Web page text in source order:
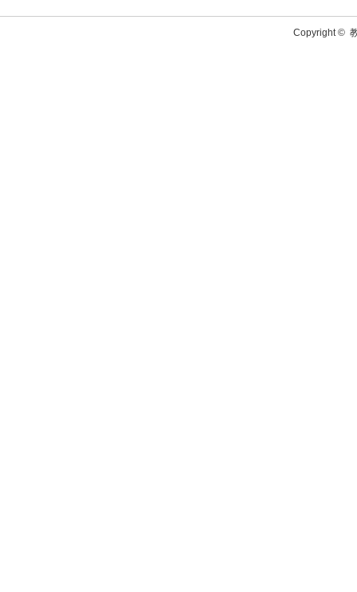
Copyright ©